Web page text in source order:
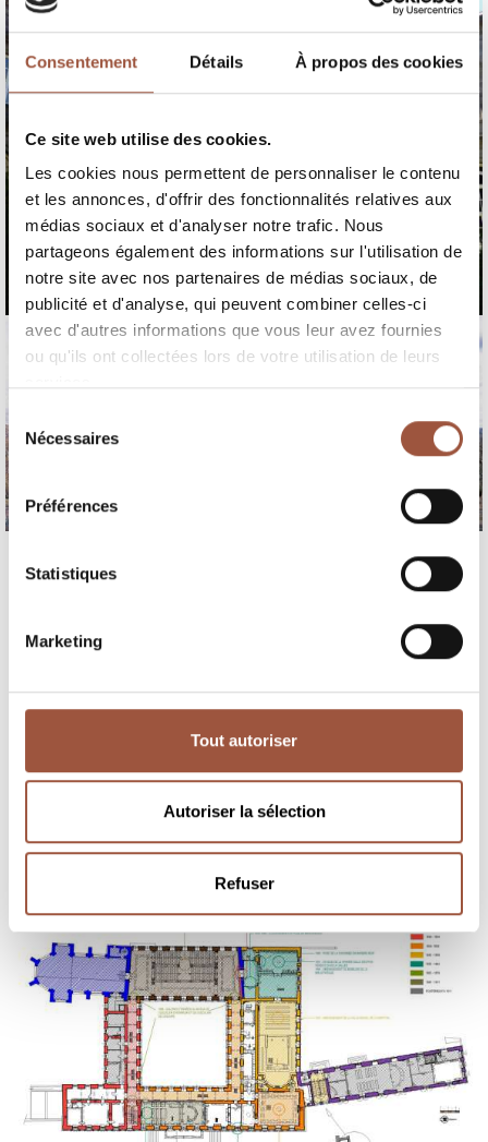
Consentement Détails À propos des cookies
Ce site web utilise des cookies.
Les cookies nous permettent de personnaliser le contenu
et les annonces, d'offrir des fonctionnalités relatives aux
médias sociaux et d'analyser notre trafic. Nous
partageons également des informations sur l'utilisation de
notre site avec nos partenaires de médias sociaux, de
publicité et d'analyse, qui peuvent combiner celles-ci
avec d'autres informations que vous leur avez fournies
ou qu'ils ont collectées lors de votre utilisation de leurs
du
consentement
Nécessaires
Préférences
Statistiques
Marketing
Tout autoriser
Autoriser la sélection
Refuser